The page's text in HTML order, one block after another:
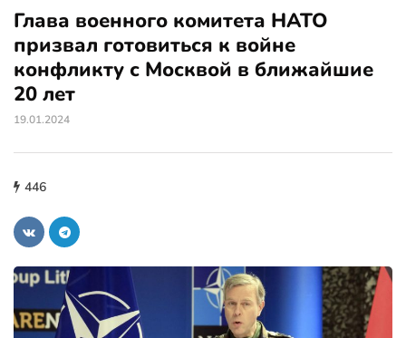
Глава военного комитета НАТО
призвал готовиться к войне
конфликту с Москвой в ближайшие
20 лет
19.01.2024
446